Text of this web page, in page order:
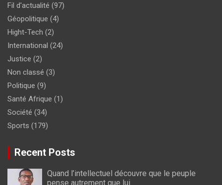
Fil d'actualité (97)
Géopolitique (4)
Hight-Tech (2)
International (24)
Justice (2)
Non classé (3)
Politique (9)
Santé Afrique (1)
Société (34)
Sports (179)
Recent Posts
Quand l’intellectuel découvre que le peuple
pense autrement que lui